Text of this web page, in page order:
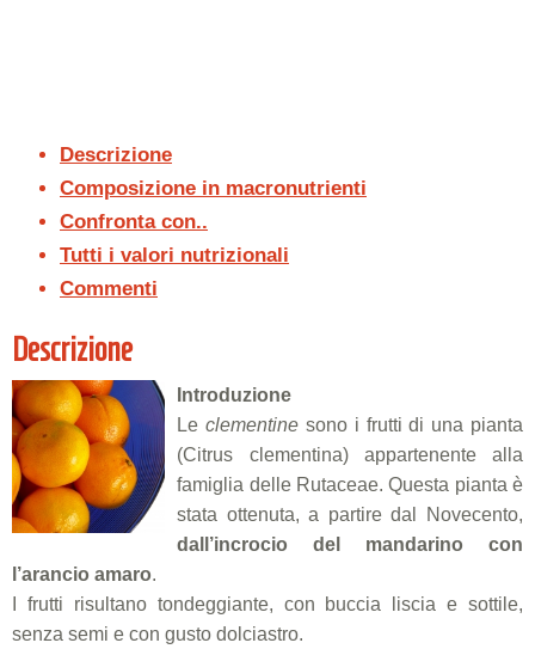
Descrizione
Composizione in macronutrienti
Confronta con..
Tutti i valori nutrizionali
Commenti
Descrizione
Introduzione
Leclementine sono i frutti di una pianta
(Citrus clementina) appartenente alla
famiglia delle Rutaceae. Questa pianta è
stata ottenuta, a partire dal Novecento,
dall’incrocio del mandarino con
l’arancio amaro.
I frutti risultano tondeggiante, con buccia liscia e sottile,
senza semi e con gusto dolciastro.